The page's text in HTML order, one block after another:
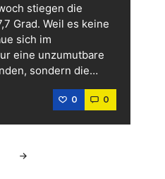
stiegen die
Grad. Weil es keine
sich im
eine unzumutbare
sondern die…
0 0